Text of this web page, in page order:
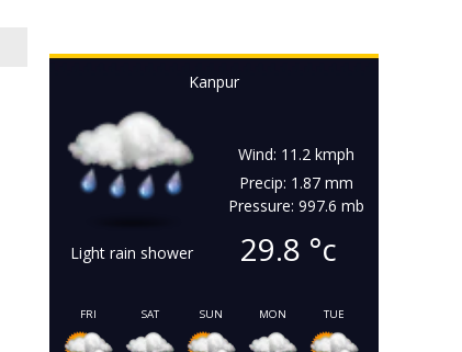
Kanpur
Light rain shower
Wind: 11.2 kmph
Precip: 1.87 mm
Pressure: 997.6 mb
29.8 °c
FRI SAT SUN MON TUE